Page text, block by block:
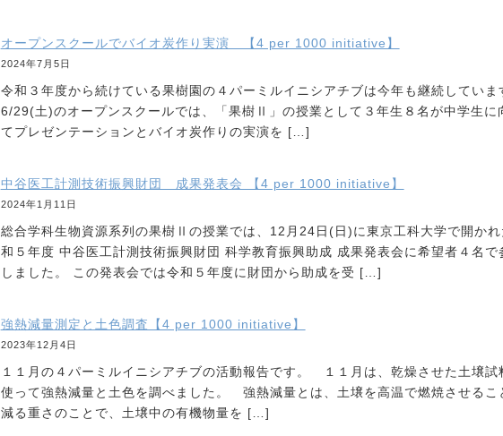
オープンスクールでバイオ炭作り実演 【4 per 1000 initiative】
2024年7月5日
令和３年度から続けている果樹園の４パーミルイニシアチブは今年も継続していま
6/29(土)のオープンスクールでは、「果樹Ⅱ」の授業として３年生８名が中学生に
てプレゼンテーションとバイオ炭作りの実演を […]
中谷医工計測技術振興財団 成果発表会 【4 per 1000 initiative】
2024年1月11日
総合学科生物資源系列の果樹Ⅱの授業では、12月24日(日)に東京工科大学で開かれ
和５年度 中谷医工計測技術振興財団 科学教育振興助成 成果発表会に希望者４名で
しました。 この発表会では令和５年度に財団から助成を受 […]
強熱減量測定と土色調査【4 per 1000 initiative】
2023年12月4日
１１月の４パーミルイニシアチブの活動報告です。 １１月は、乾燥させた土壌試
使って強熱減量と土色を調べました。 強熱減量とは、土壌を高温で燃焼させるこ
減る重さのことで、土壌中の有機物量を […]